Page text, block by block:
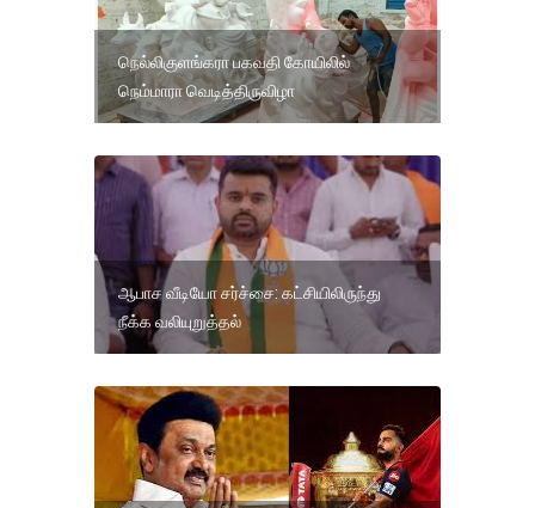
நெல்லிகுளங்கரா பகவதி கோயிலில்
நெம்மாரா வெடித்திருவிழா
ஆபாச வீடியோ சர்ச்சை: கட்சியிலிருந்து
நீக்க வலியுறுத்தல்